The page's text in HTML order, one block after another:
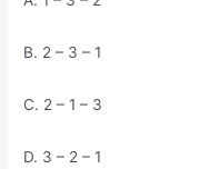
B. 2 – 3 – 1
C. 2 – 1 – 3
D. 3 – 2 – 1